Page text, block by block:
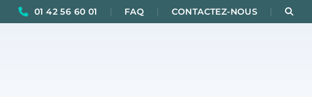
01 42 56 60 01 FAQ CONTACTEZ-NOUS